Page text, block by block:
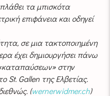
τα μπισκότα
επιφάνεια και οδηγεί
σε μια τακτοποιημένη
έχει δημιουργήσει πάνω
στην
St. Gallen της Ελβετίας.
(wernerwidmer.ch)